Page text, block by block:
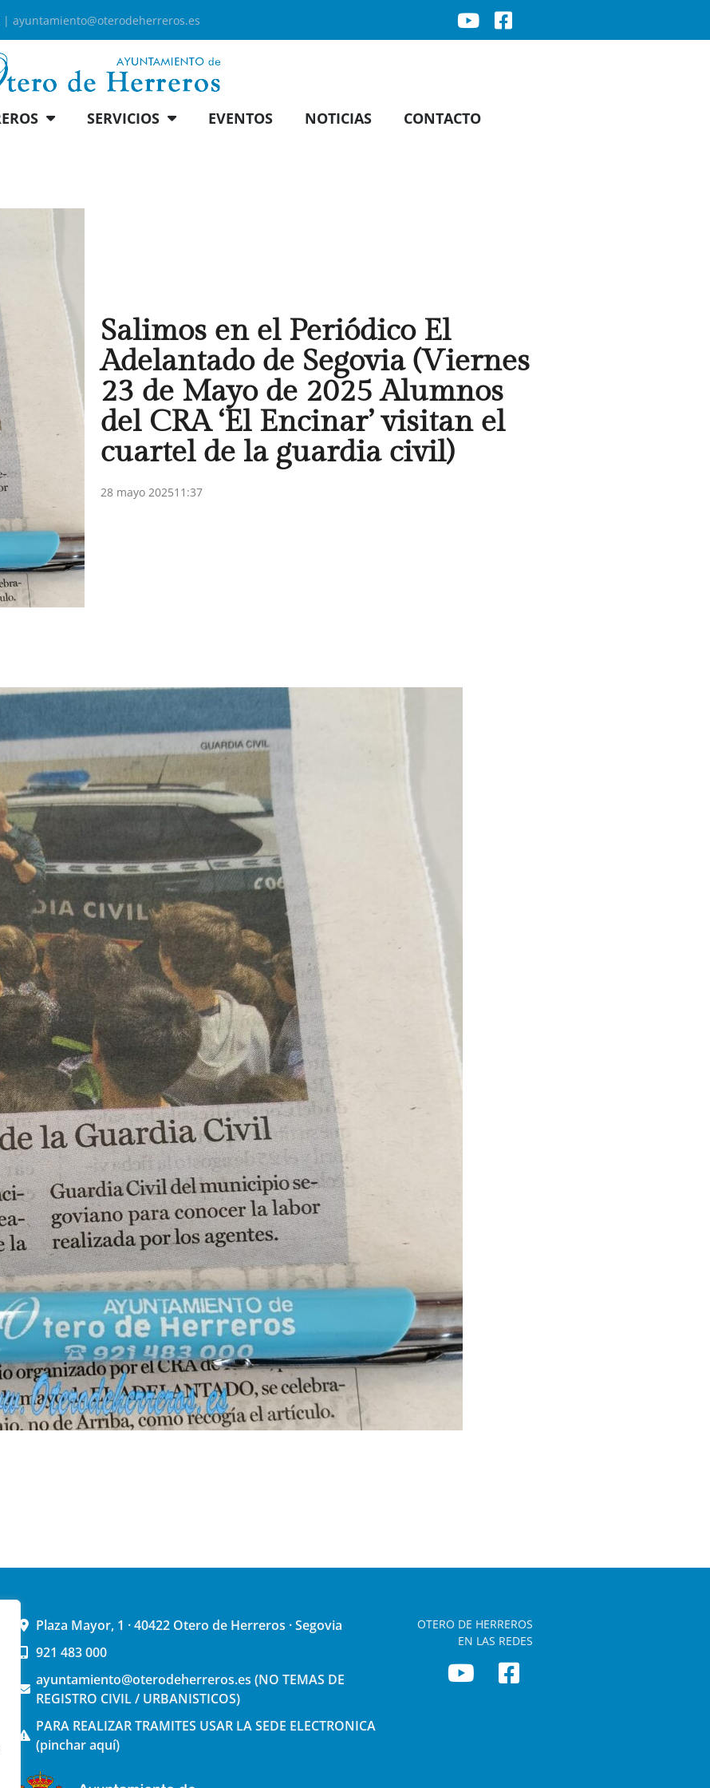
| ayuntamiento@oterodeherreros.es
SERVICIOS EVENTOS NOTICIAS CONTACTO
Salimos en el Periódico El
Adelantado de Segovia (Viernes
23 de Mayo de 2025 Alumnos
del CRA ‘El Encinar’ visitan el
cuartel de la guardia civil)
28 mayo 202511:37
Plaza Mayor, 1 · 40422 Otero de Herreros · Segovia
921 483 000
ayuntamiento@oterodeherreros.es (NO TEMAS DE
REGISTRO CIVIL / URBANISTICOS)
PARA REALIZAR TRAMITES USAR LA SEDE ELECTRONICA
(pinchar aquí)
OTERO DE HERREROS
EN LAS REDES